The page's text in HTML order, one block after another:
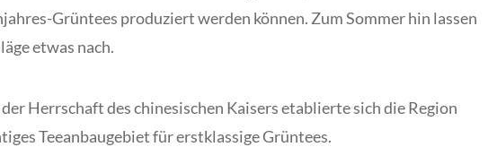
Grüntees produziert werden können. Zum Sommer hin lassen
etwas nach.
Herrschaft des chinesischen Kaisers etablierte sich die Region
Teeanbaugebiet für erstklassige Grüntees.